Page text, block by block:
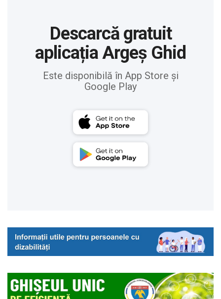
Descarcă gratuit
aplicația Argeș Ghid
Este disponibilă în App Store și
Google Play